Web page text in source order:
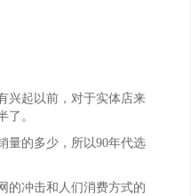
兴起以前，对于实体店来
了。
量的多少，所以90年代选
的冲击和人们消费方式的